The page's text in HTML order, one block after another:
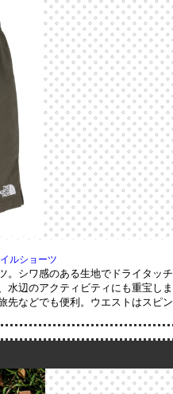
ルショーツ
。シワ感のある生地でドライタッチ
水辺のアクティビティにも重宝しま
先などでも便利。ウエストはスピン